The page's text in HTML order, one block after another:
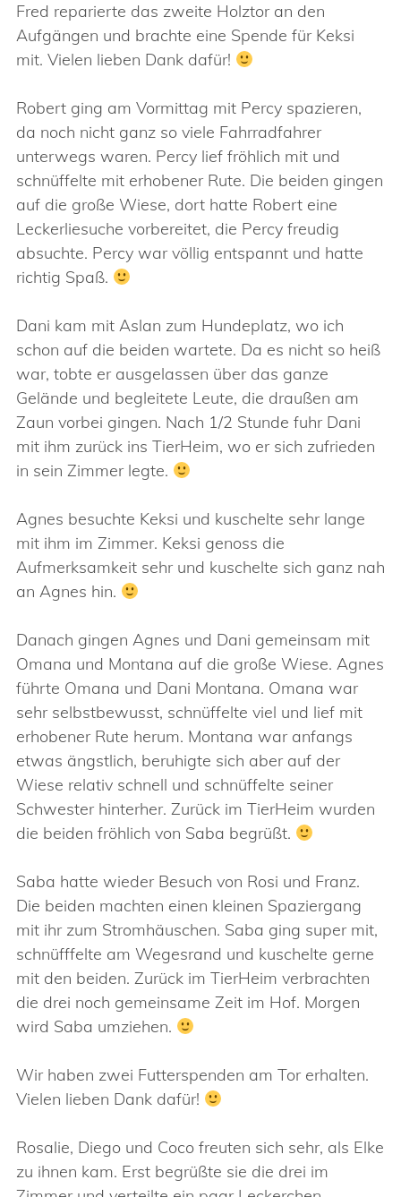
Fred reparierte das zweite Holztor an den
Aufgängen und brachte eine Spende für Keksi
mit. Vielen lieben Dank dafür!
Robert ging am Vormittag mit Percy spazieren,
da noch nicht ganz so viele Fahrradfahrer
unterwegs waren. Percy lief fröhlich mit und
schnüffelte mit erhobener Rute. Die beiden gingen
auf die große Wiese, dort hatte Robert eine
Leckerliesuche vorbereitet, die Percy freudig
absuchte. Percy war völlig entspannt und hatte
richtig Spaß.
Dani kam mit Aslan zum Hundeplatz, wo ich
schon auf die beiden wartete. Da es nicht so heiß
war, tobte er ausgelassen über das ganze
Gelände und begleitete Leute, die draußen am
Zaun vorbei gingen. Nach 1/2 Stunde fuhr Dani
mit ihm zurück ins TierHeim, wo er sich zufrieden
in sein Zimmer legte.
Agnes besuchte Keksi und kuschelte sehr lange
mit ihm im Zimmer. Keksi genoss die
Aufmerksamkeit sehr und kuschelte sich ganz nah
an Agnes hin.
Danach gingen Agnes und Dani gemeinsam mit
Omana und Montana auf die große Wiese. Agnes
führte Omana und Dani Montana. Omana war
sehr selbstbewusst, schnüffelte viel und lief mit
erhobener Rute herum. Montana war anfangs
etwas ängstlich, beruhigte sich aber auf der
Wiese relativ schnell und schnüffelte seiner
Schwester hinterher. Zurück im TierHeim wurden
die beiden fröhlich von Saba begrüßt.
Saba hatte wieder Besuch von Rosi und Franz.
Die beiden machten einen kleinen Spaziergang
mit ihr zum Stromhäuschen. Saba ging super mit,
schnüfffelte am Wegesrand und kuschelte gerne
mit den beiden. Zurück im TierHeim verbrachten
die drei noch gemeinsame Zeit im Hof. Morgen
wird Saba umziehen.
Wir haben zwei Futterspenden am Tor erhalten.
Vielen lieben Dank dafür!
Rosalie, Diego und Coco freuten sich sehr, als Elke
zu ihnen kam. Erst begrüßte sie die drei im